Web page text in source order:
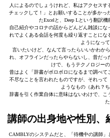
人によるのでしょうけれど、私はアクセス
チェックして！」とお願いすることが多かっ
たExcelと、Deep Lという翻訳
自己紹介やコロナの話からどんどん雑談に
れでよくある会話を何度も繰り返すことに
ようになっ
言いたいけど、なんて言ったらいいかわか
れ、オフラインだったらやらないし、昔だ
けで、もうテクノロジー
昔はよく「辞書がボロボロになるまで調べ
不尽なことを言われたものですが、それっ
ようなもの（あれ？
辞書を引く作業自体に意味はないわけで、
た
講師の出身地や性別、
CAMBLYのシステムだと、「待機中の講師